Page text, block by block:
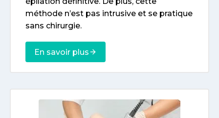
méthode n’est pas intrusive et se pratique
sans chirurgie.
En savoir plus